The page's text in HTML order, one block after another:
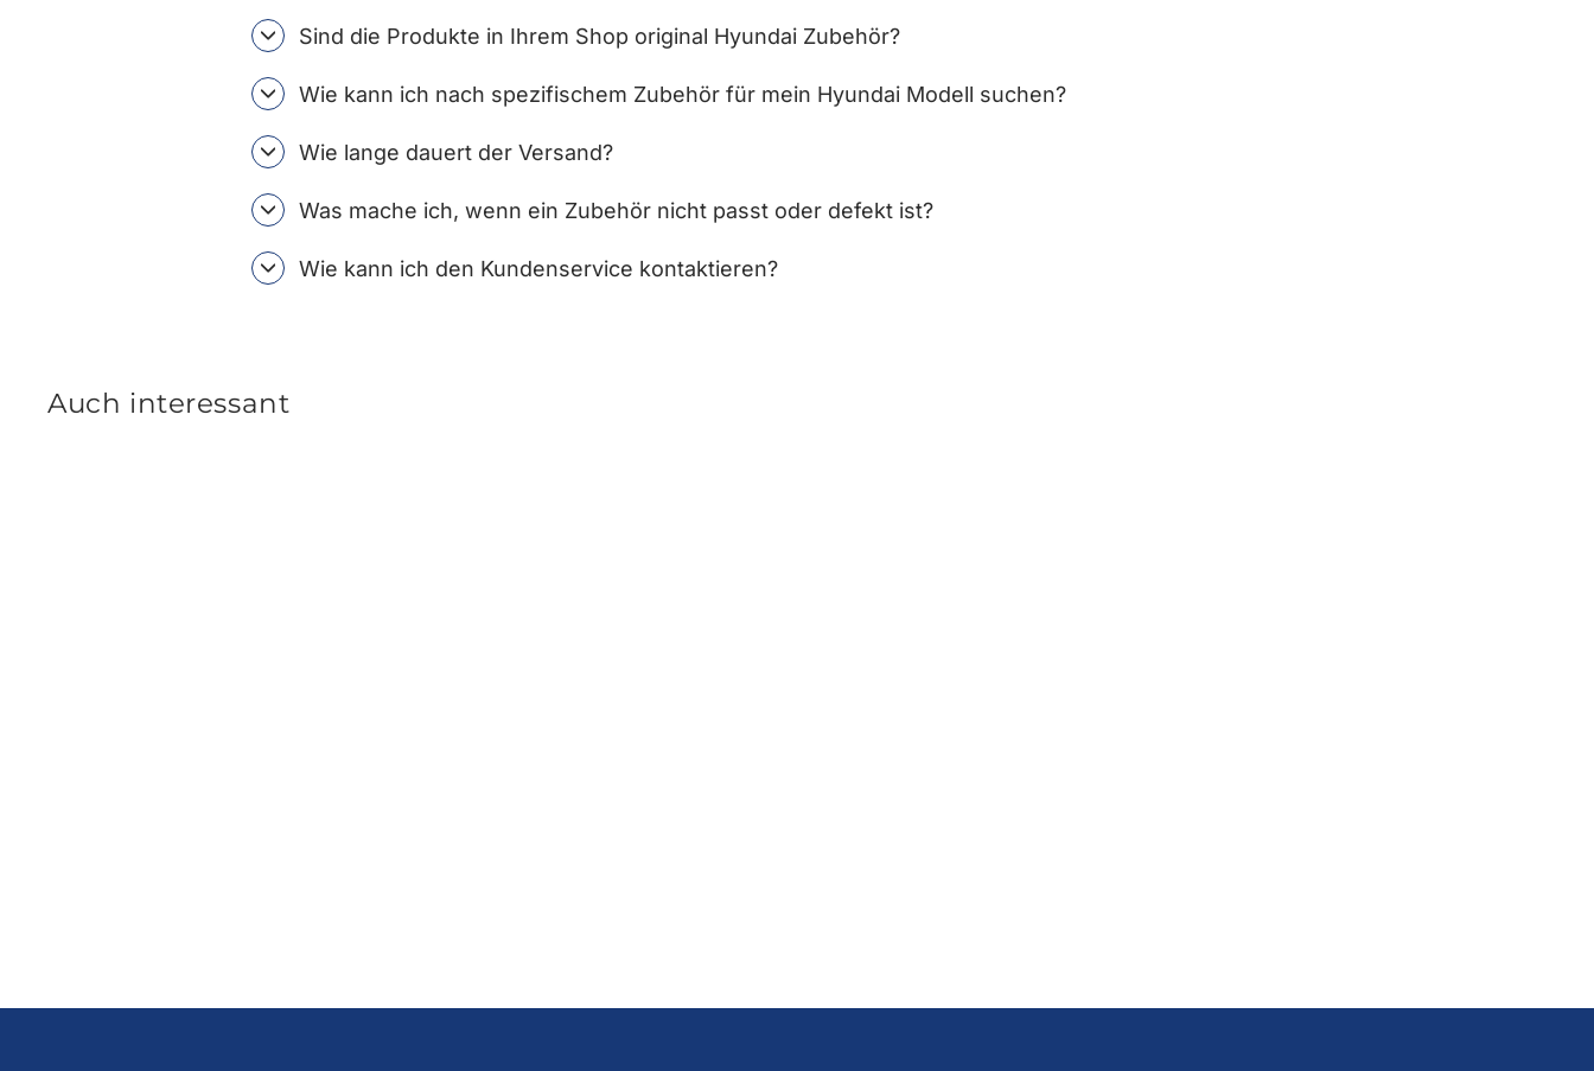
Sind die Produkte in Ihrem Shop original Hyundai Zubehör?
Wie kann ich nach spezifischem Zubehör für mein Hyundai Modell suchen?
Wie lange dauert der Versand?
Was mache ich, wenn ein Zubehör nicht passt oder defekt ist?
Wie kann ich den Kundenservice kontaktieren?
Auch interessant